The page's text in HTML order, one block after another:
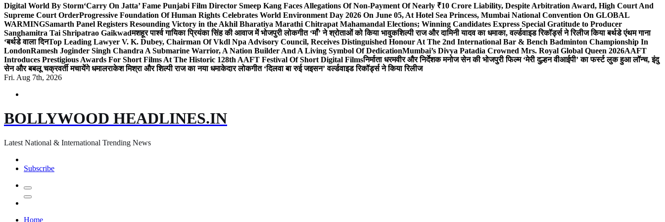
Digital World By Storm‘Carry On Jatta’ Fame Punjabi Film Director Smeep Kang Faces Allegations Of Non-Payment Of Nearly ₹10 Crore Liability, Despite Arbitration Award, High Court And
Supreme Court OrderProgressive Foundation Of Human Rights Celebrates World Environment Day 2026 On June 05, At Hotel Sea Princess, Mumbai National Convention On GLOBAL
WARMINGSamarth Panel Registers Resounding Victory in the Akhil Bharatiya Marathi Chitrapat Mahamandal Elections; Winning Candidates Express Special Gratitude to Producer
Sanghamitra Tai Shripatrao Gaikwadमशहूर पार्श्व गायिका प्रियंका सिंह की आवाज में भोजपुरी लोकगीत ‘माँ’ ने श्रोताओं को किया भावुकशिल्पी राज और दामिनी यादव का धमाका, वर्ल्डवाइड रिकॉर्ड्स ने रिलीज किया बर्थडे एंथम गाना
‘बर्थडे वाला दिनTop Leading Lawyer V. K. Dubey, Chairman Of Vkdl Npa Advisory Council, Receives Distinguished Honour At The 2nd International Bar & Bench Badminton Championship In
LondonRamesh Joginder Singh Chandra A Submarine Warrior, A Nation Builder And A Living Symbol Of DedicationMumbai’s Divya Patadia Crowned Mrs. Royal Global Queen 2026AAFT
Introduces Prestigious Awards For Short Films At The Historic 128th AAFT Festival Of Short Digital Filmsनिर्माता धरमवीर और निर्देशक मनोज सेन की भोजपुरी फिल्म ‘मेरी दुल्हन वीआईपी’ का फर्स्ट लुक हुआ लॉन्च, इंदु
सेन और बबलू चक्रवर्ती मचायेंगे धमालराकेश मिश्रा और शिल्पी राज का नया धमाकेदार लोकगीत ‘दिलवा बा रुई जइसन’ वर्ल्डवाइड रिकॉर्ड्स ने किया रिलीज
Fri. Aug 7th, 2026
BOLLYWOOD HEADLINES.IN
Latest National & International Trending News
Subscribe
Home